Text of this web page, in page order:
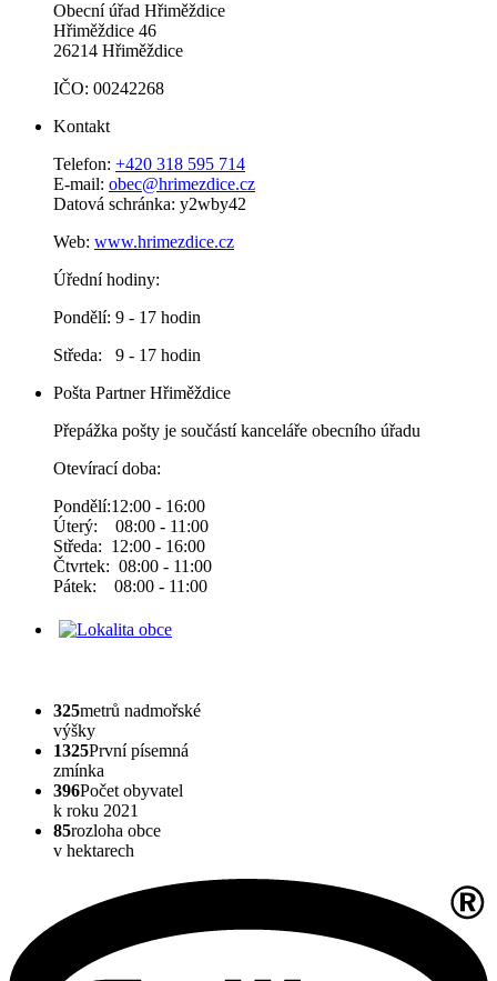
Obecní úřad Hřiměždice
Hřiměždice 46
26214 Hřiměždice
IČO: 00242268
Kontakt
Telefon: +420 318 595 714
E-mail: obec@hrimezdice.cz
Datová schránka: y2wby42
Web: www.hrimezdice.cz
Úřední hodiny:
Pondělí: 9 - 17 hodin
Středa: 9 - 17 hodin
Pošta Partner Hřiměždice
Přepážka pošty je součástí kanceláře obecního úřadu
Otevírací doba:
Pondělí:12:00 - 16:00
Úterý: 08:00 - 11:00
Středa: 12:00 - 16:00
Čtvrtek: 08:00 - 11:00
Pátek: 08:00 - 11:00
325metrů nadmořské
výšky
1325První písemná
zmínka
396Počet obyvatel
k roku 2021
85rozloha obce
v hektarech